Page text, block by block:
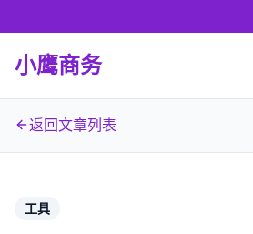
小鹰商务
返回文章列表
工具